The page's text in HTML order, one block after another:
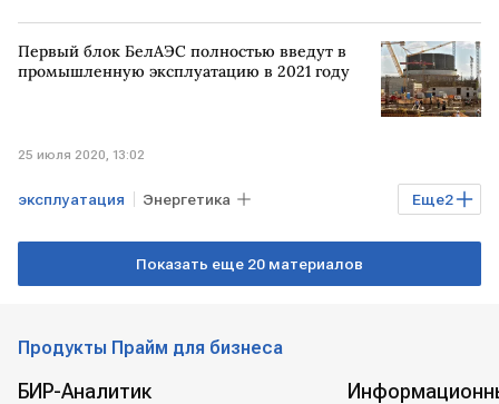
Первый блок БелАЭС полностью введут в
промышленную эксплуатацию в 2021 году
25 июля 2020, 13:02
Еще2
эксплуатация Энергетика
БЕЛОРУССИЯ АЭС
БелАЭС
Показать еще 20 материалов
Продукты Прайм для бизнеса
БИР-Аналитик